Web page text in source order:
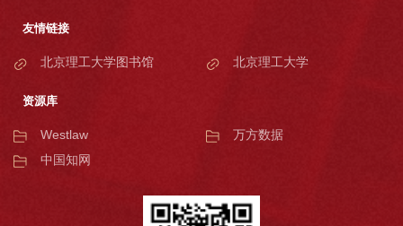
友情链接
北京理工大学图书馆 北京理工大学
资源库
Westlaw
万方数据
中国知网